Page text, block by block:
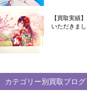
【買取実績
いただきまし
カテゴリー別買取ブログ